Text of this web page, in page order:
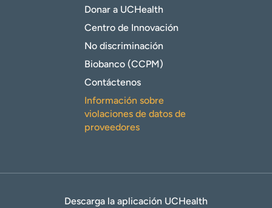
Donar a UCHealth
Centro de Innovación
No discriminación
Biobanco (CCPM)
Contáctenos
Información sobre
violaciones de datos de
proveedores
Descarga la aplicación UCHealth